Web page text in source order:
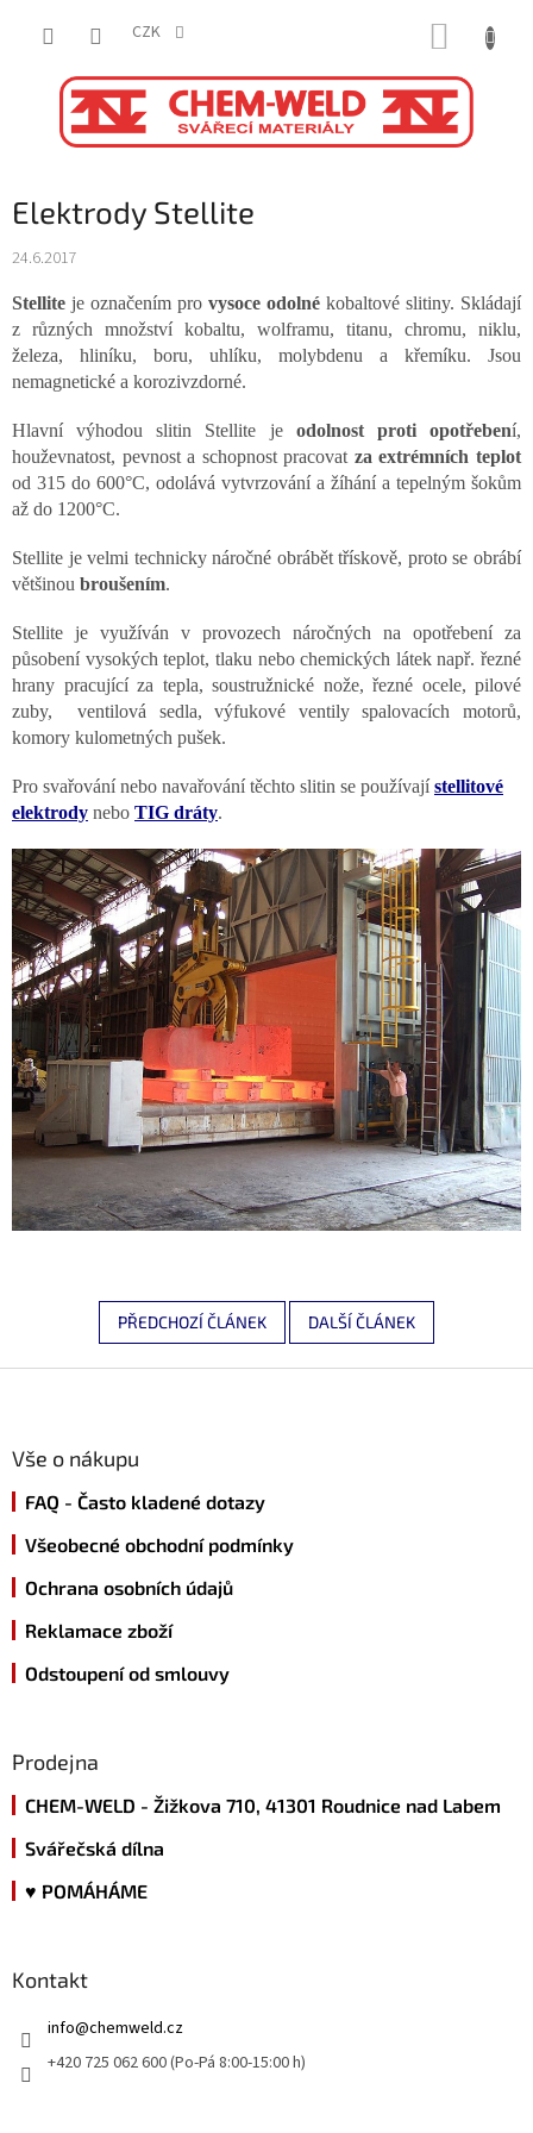
CZK
Elektrody Stellite
24.6.2017
Stellite je označením pro vysoce odolné kobaltové slitiny. Skládají
z různých množství kobaltu, wolframu, titanu, chromu, niklu,
železa, hliníku, boru, uhlíku, molybdenu a křemíku. Jsou
nemagnetické a korozivzdorné.
Hlavní výhodou slitin Stellite je odolnost proti opotřebení,
houževnatost, pevnost a schopnost pracovat za extrémních teplot
od 315 do 600°C, odolává vytvrzování a žíhání a tepelným šokům
až do 1200°C.
Stellite je velmi technicky náročné obrábět třískově, proto se obrábí
většinou broušením.
Stellite je využíván v provozech náročných na opotřebení za
působení vysokých teplot, tlaku nebo chemických látek např. řezné
hrany pracující za tepla, soustružnické nože, řezné ocele, pilové
zuby, ventilová sedla, výfukové ventily spalovacích motorů,
komory kulometných pušek.
Pro svařování nebo navařování těchto slitin se používajístellitové
elektrody nebo TIG dráty.
PŘEDCHOZÍ ČLÁNEK DALŠÍ ČLÁNEK
Vše o nákupu
FAQ - Často kladené dotazy
Všeobecné obchodní podmínky
Ochrana osobních údajů
Reklamace zboží
Odstoupení od smlouvy
Prodejna
CHEM-WELD - Žižkova 710, 41301 Roudnice nad Labem
Svářečská dílna
♥ POMÁHÁME
Kontakt
info@chemweld.cz
+420 725 062 600 (Po-Pá 8:00-15:00 h)